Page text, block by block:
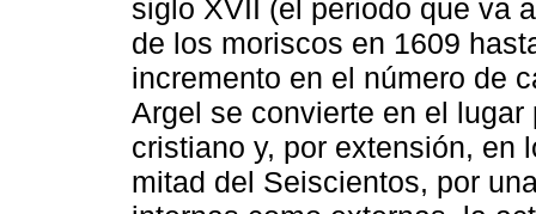
siglo XVII (el periodo que va
de los moriscos en 1609
incremento en el número de
Argel se convierte en el
cristiano y, por extensión, en
mitad del Seiscientos, por